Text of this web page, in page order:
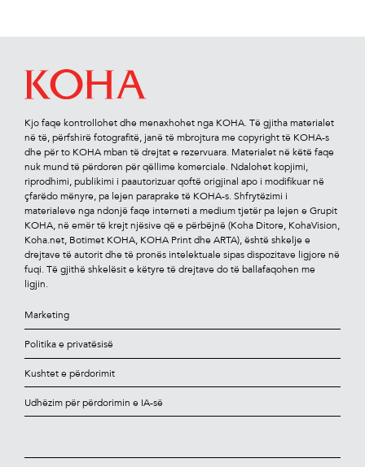
Kjo faqe kontrollohet dhe menaxhohet nga KOHA. Të gjitha materialet
në të, përfshirë fotograﬁtë, janë të mbrojtura me copyright të KOHA-s
dhe për to KOHA mban të drejtat e rezervuara. Materialet në këtë faqe
nuk mund të përdoren për qëllime komerciale. Ndalohet kopjimi,
riprodhimi, publikimi i paautorizuar qoftë origjinal apo i modiﬁkuar në
çfarëdo mënyre, pa lejen paraprake të KOHA-s. Shfrytëzimi i
materialeve nga ndonjë faqe interneti a medium tjetër pa lejen e Grupit
KOHA, në emër të krejt njësive që e përbëjnë (Koha Ditore, KohaVision,
Koha.net, Botimet KOHA, KOHA Print dhe ARTA), është shkelje e
drejtave të autorit dhe të pronës intelektuale sipas dispozitave ligjore në
fuqi. Të gjithë shkelësit e këtyre të drejtave do të ballafaqohen me
ligjin.
Marketing
Politika e privatësisë
Kushtet e përdorimit
Udhëzim për përdorimin e IA-së